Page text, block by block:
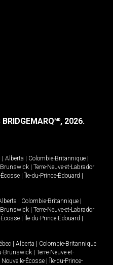
MD, 2026.
| Alberta | Colombie-Britannique |
Brunswick | Terre-Neuve-et-Labrador
| Île-du-Prince-Édouard |
| Colombie-Britannique |
Brunswick | Terre-Neuve-et-Labrador
| Île-du-Prince-Édouard |
| Alberta | Colombie-Britannique
Brunswick | Terre-Neuve-et-
Nouvelle-Écosse | Île-du-Prince-